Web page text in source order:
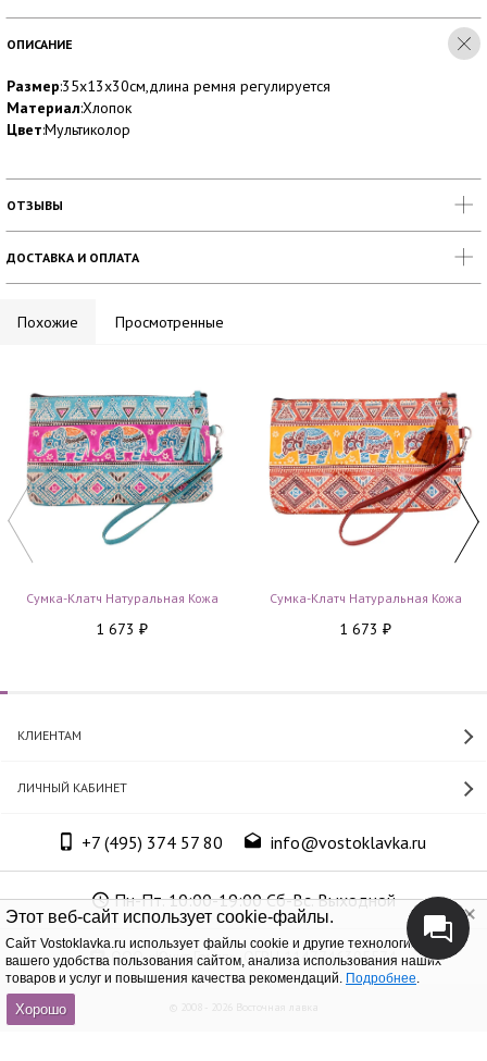
Этот веб-сайт использует cookie-файлы.
Cайт Vostoklavka.ru использует файлы cookie и другие технологии для
вашего удобства пользования сайтом, анализа использования наших
товаров и услуг и повышения качества рекомендаций. Подробнее.
Хорошо
ОПИСАНИЕ
Размер:35х13х30см,длина ремня регулируется
Материал:Хлопок
Цвет:Мультиколор
ОТЗЫВЫ
ДОСТАВКА И ОПЛАТА
Похожие Просмотренные
Сумка-Клатч Натуральная Кожа
1 673 ₽
Сумка-Клатч Натуральная Кожа
1 673 ₽
КЛИЕНТАМ
ЛИЧНЫЙ КАБИНЕТ
+7 (495) 374 57 80 info@vostoklavka.ru
Пн-Пт. 10:00-19:00 Сб-Вс. Выходной
ООО «Юнит Групп», ОГРН 1147746305574